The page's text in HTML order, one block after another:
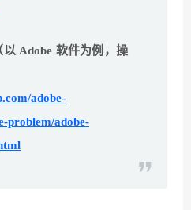
Adobe 软件为例，操
adobe-
problem/adobe-